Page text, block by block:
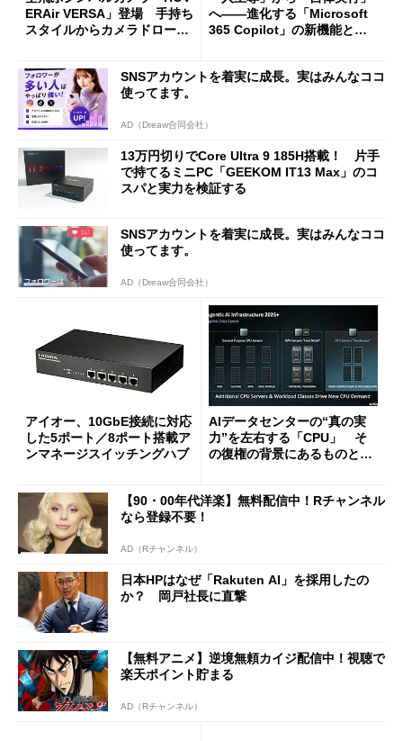
ERAir VERSA」登場 手持ち
スタイルからカメラドローン
へ――進化する「Microsoft
365 Copilot」の新機能とエ
SNSアカウントを着実に成長。実はみんなココ
使ってます。
AD（Dreaw合同会社）
13万円切りでCore Ultra 9 185H搭載！ 片手
で持てるミニPC「GEEKOM IT13 Max」のコ
スパと実力を検証する
SNSアカウントを着実に成長。実はみんなココ
使ってます。
AD（Dreaw合同会社）
アイオー、10GbE接続に対応
した5ポート／8ポート搭載ア
ンマネージスイッチングハブ
AIデータセンターの“真の実
力”を左右する「CPU」 そ
の復権の背景にあるものと
【90・00年代洋楽】無料配信中！Rチャンネル
なら登録不要！
AD（Rチャンネル）
日本HPはなぜ「Rakuten AI」を採用したの
か？ 岡戸社長に直撃
【無料アニメ】逆境無頼カイジ配信中！視聴で
楽天ポイント貯まる
AD（Rチャンネル）